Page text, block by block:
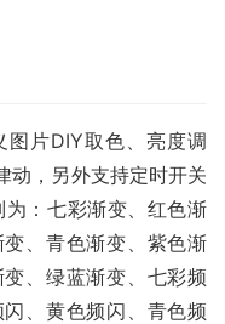
片DIY取色、亮度调
动，另外支持定时开关
：七彩渐变、红色渐
、青色渐变、紫色渐
、绿蓝渐变、七彩频
、黄色频闪、青色频